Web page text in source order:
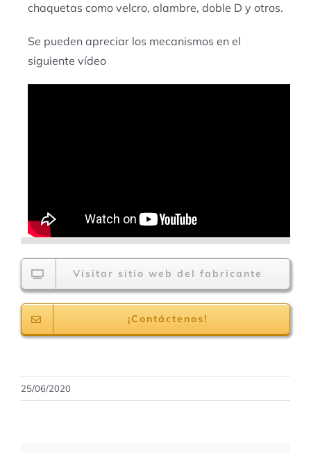
chaquetas como velcro, alambre, doble D y otros.
Se pueden apreciar los mecanismos en el
siguiente vídeo
Visitar sitio web del fabricante
¡Contáctenos!
25/06/2020